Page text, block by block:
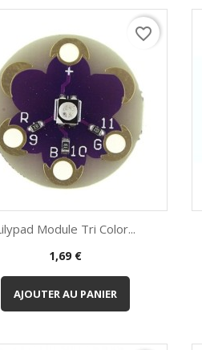
Aperçu rapide
Module Tri Color...
Prix
1,69 €
AJOUTER AU PANIER
favorite_border